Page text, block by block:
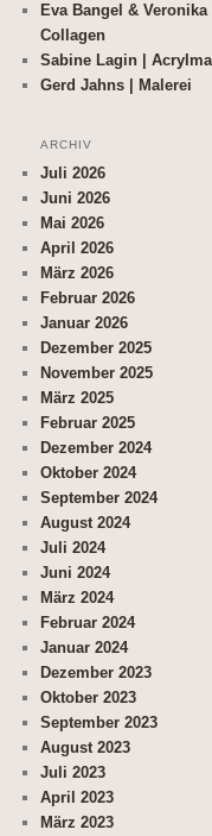
Eva Bangel &
Collagen
Sabine Lagin |
Gerd Jahns | Malerei
ARCHIV
Juli 2026
Juni 2026
Mai 2026
April 2026
März 2026
Februar 2026
Januar 2026
Dezember 2025
November 2025
März 2025
Februar 2025
Dezember 2024
Oktober 2024
September 2024
August 2024
Juli 2024
Juni 2024
März 2024
Februar 2024
Januar 2024
Dezember 2023
Oktober 2023
September 2023
August 2023
Juli 2023
April 2023
März 2023